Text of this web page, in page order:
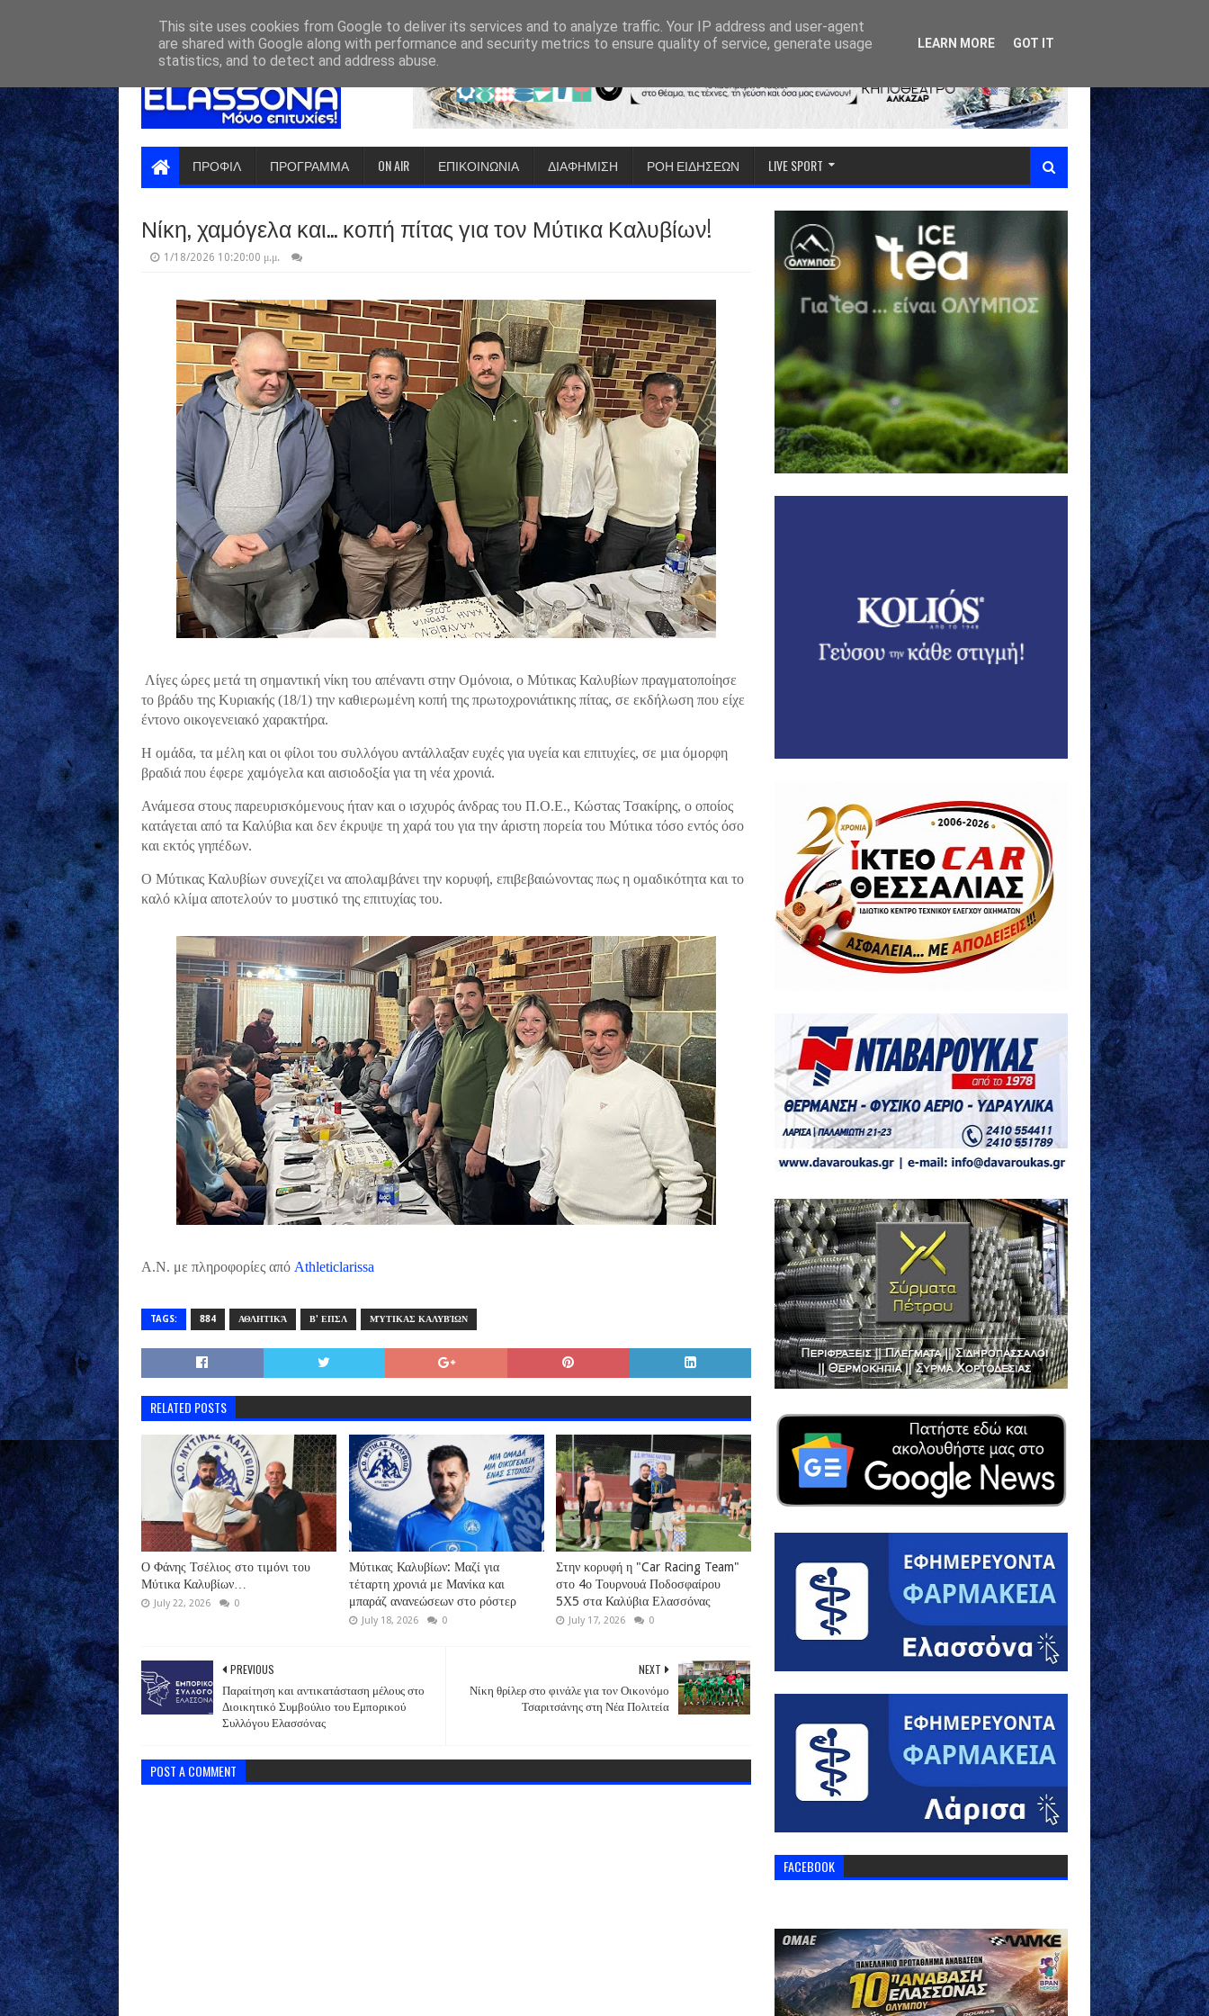
ΠΡΟΦΙΛ ΠΡΟΓΡΑΜΜΑ ON AIR ΕΠΙΚΟΙΝΩΝΙΑ ΔΙΑΦΗΜΙΣΗ ΡΟΗ ΕΙΔΗΣΕΩΝ LIVE SPORT
Νίκη, χαμόγελα και... κοπή πίτας για τον Μύτικα Καλυβίων!
1/18/2026 10:20:00 μ.μ.
Λίγες ώρες μετά τη σημαντική νίκη του απέναντι στην Ομόνοια, ο Μύτικας Καλυβίων πραγματοποίησε
το βράδυ της Κυριακής (18/1) την καθιερωμένη κοπή της πρωτοχρονιάτικης πίτας, σε εκδήλωση που είχε
έντονο οικογενειακό χαρακτήρα.
Η ομάδα, τα μέλη και οι φίλοι του συλλόγου αντάλλαξαν ευχές για υγεία και επιτυχίες, σε μια όμορφη
βραδιά που έφερε χαμόγελα και αισιοδοξία για τη νέα χρονιά.
Ανάμεσα στους παρευρισκόμενους ήταν και ο ισχυρός άνδρας του Π.Ο.Ε., Κώστας Τσακίρης, ο οποίος
κατάγεται από τα Καλύβια και δεν έκρυψε τη χαρά του για την άριστη πορεία του Μύτικα τόσο εντός όσο
και εκτός γηπέδων.
Ο Μύτικας Καλυβίων συνεχίζει να απολαμβάνει την κορυφή, επιβεβαιώνοντας πως η ομαδικότητα και το
καλό κλίμα αποτελούν το μυστικό της επιτυχίας του.
Α.Ν. με πληροφορίες από Athleticlarissa
TAGS: 884 ΑΘΛΗΤΙΚΆ Β' ΕΠΣΛ ΜΎΤΙΚΑΣ ΚΑΛΥΒΊΩΝ
RELATED POSTS
Ο Φάνης Τσέλιος στο τιμόνι του
Μύτικα Καλυβίων…
July 22, 2026 0
Μύτικας Καλυβίων: Μαζί για
τέταρτη χρονιά με Μανίκα και
μπαράζ ανανεώσεων στο ρόστερ
July 18, 2026 0
Στην κορυφή η "Car Racing Team"
στο 4ο Τουρνουά Ποδοσφαίρου
5Χ5 στα Καλύβια Ελασσόνας
July 17, 2026 0
NEXT
Νίκη θρίλερ στο φινάλε για τον Οικονόμο
Τσαριτσάνης στη Νέα Πολιτεία
PREVIOUS
Παραίτηση και αντικατάσταση μέλους στο
Διοικητικό Συμβούλιο του Εμπορικού
Συλλόγου Ελασσόνας
POST A COMMENT
FACEBOOK
This site uses cookies from Google to deliver its services and to analyze traffic. Your IP address and user-agent
are shared with Google along with performance and security metrics to ensure quality of service, generate usage
statistics, and to detect and address abuse.
LEARN MORE GOT IT